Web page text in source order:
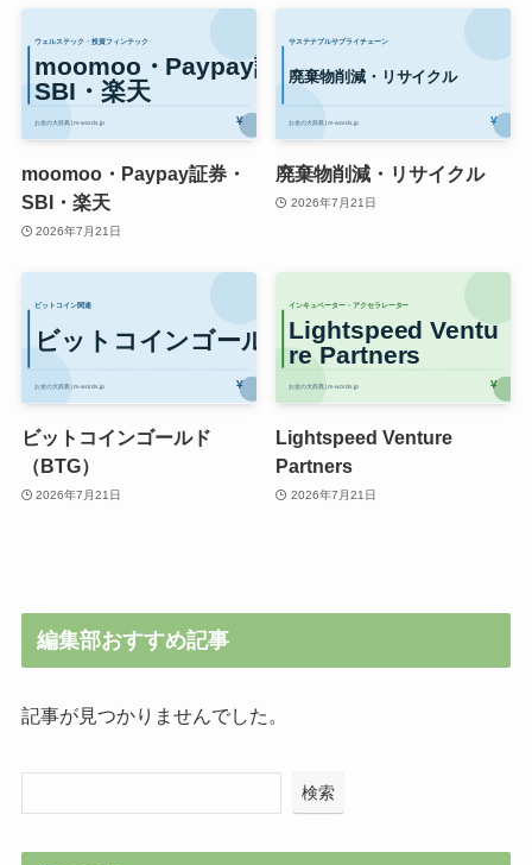
moomoo・Paypay証券・
SBI・楽天
2026年7月21日
廃棄物削減・リサイクル
2026年7月21日
ビットコインゴールド
（BTG）
2026年7月21日
Lightspeed Venture
Partners
2026年7月21日
編集部おすすめ記事
記事が見つかりませんでした。
検索